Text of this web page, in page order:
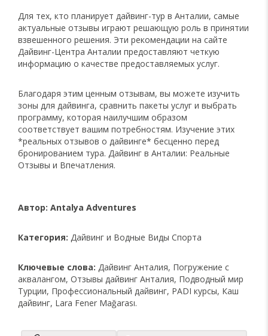
Для тех, кто планирует дайвинг-тур в Анталии, самые
актуальные отзывы играют решающую роль в принятии
взвешенного решения. Эти рекомендации на сайте
Дайвинг-Центра Анталии предоставляют четкую
информацию о качестве предоставляемых услуг.
Благодаря этим ценным отзывам, вы можете изучить
зоны для дайвинга, сравнить пакеты услуг и выбрать
программу, которая наилучшим образом
соответствует вашим потребностям. Изучение этих
*реальных отзывов о дайвинге* бесценно перед
бронированием тура. Дайвинг в Анталии: Реальные
Отзывы и Впечатления.
Автор: Antalya Adventures
Категория: Дайвинг и Водные Виды Спорта
Ключевые слова: Дайвинг Анталия, Погружение с
аквалангом, Отзывы дайвинг Анталия, Подводный мир
Турции, Профессиональный дайвинг, PADI курсы, Каш
дайвинг, Lara Fener Mağarası.